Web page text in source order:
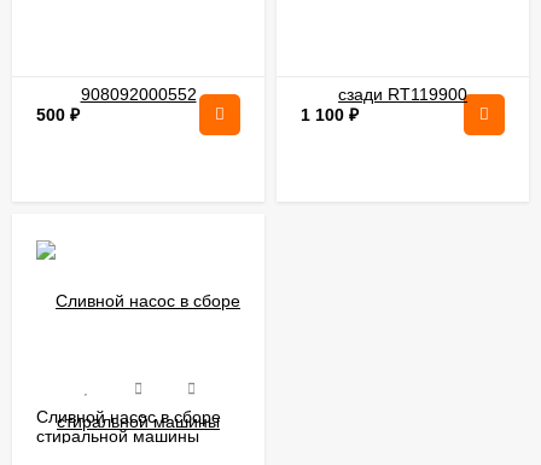
500 ₽ 1 100 ₽
Сливной насос в сборе
стиральной машины